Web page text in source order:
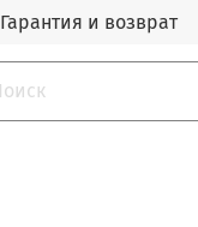
Гарантия и возврат